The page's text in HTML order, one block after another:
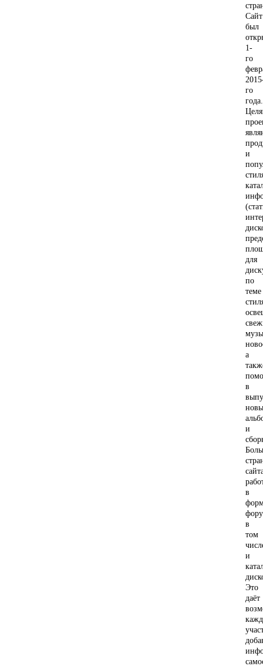
Сайт
был
1-
го
го
года.
и
для
по
теме
а
в
и
в
в
том
и
Это
даёт